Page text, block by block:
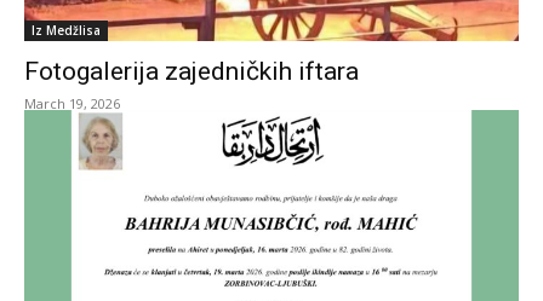
Iz Medžlisa
Fotogalerija zajedničkih iftara
March 19, 2026